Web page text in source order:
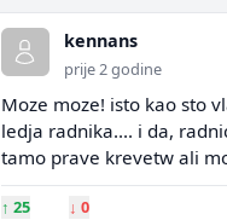
kennans
prije 2 godine
Moze moze! isto kao sto
ledja radnika.... i da,
tamo prave krevetw ali
↑ 25 ↓ 0